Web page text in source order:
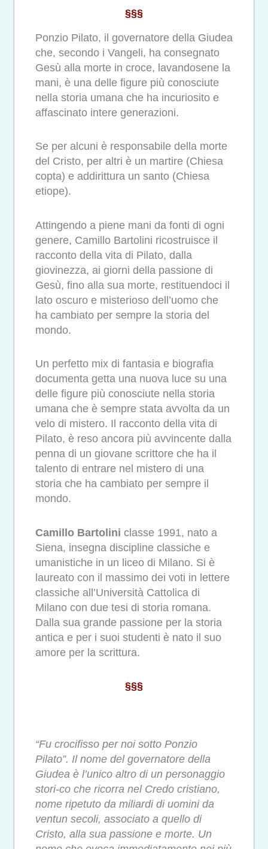
§§§
Ponzio Pilato, il governatore della Giudea
che, secondo i Vangeli, ha consegnato
Gesù alla morte in croce, lavandosene la
mani, è una delle figure più conosciute
nella storia umana che ha incuriosito e
affascinato intere generazioni.
Se per alcuni è responsabile della morte
del Cristo, per altri è un martire (Chiesa
copta) e addirittura un santo (Chiesa
etiope).
Attingendo a piene mani da fonti di ogni
genere, Camillo Bartolini ricostruisce il
racconto della vita di Pilato, dalla
giovinezza, ai giorni della passione di
Gesù, fino alla sua morte, restituendoci il
lato oscuro e misterioso dell’uomo che
ha cambiato per sempre la storia del
mondo.
Un perfetto mix di fantasia e biografia
documenta getta una nuova luce su una
delle figure più conosciute nella storia
umana che è sempre stata avvolta da un
velo di mistero. Il racconto della vita di
Pilato, è reso ancora più avvincente dalla
penna di un giovane scrittore che ha il
talento di entrare nel mistero di una
storia che ha cambiato per sempre il
mondo.
Camillo Bartolini classe 1991, nato a
Siena, insegna discipline classiche e
umanistiche in un liceo di Milano. Si è
laureato con il massimo dei voti in lettere
classiche all’Università Cattolica di
Milano con due tesi di storia romana.
Dalla sua grande passione per la storia
antica e per i suoi studenti è nato il suo
amore per la scrittura.
§§§
“Fu crocifisso per noi sotto Ponzio
Pilato”. Il nome del governatore della
Giudea è l’unico altro di un personaggio
stori-co che ricorra nel Credo cristiano,
nome ripetuto da miliardi di uomini da
ventun secoli, associato a quello di
Cristo, alla sua passione e morte. Un